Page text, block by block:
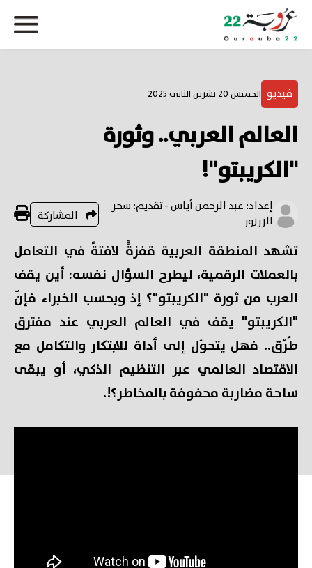
فيديو الخميس 20 تشرين الثاني 2025
العالم العربي.. وثورة
"الكريبتو"!
إعداد: عبد الرحمن أياس - تقديم: سحر
الزرزور
المشاركة
تشهد المنطقة العربية قفزةًً لافتةً في التعامل
بالعملات الرقمية، ليطرح السؤال نفسه: أين يقف
العرب من ثورة "الكريبتو"؟ إذ وبحسب الخبراء فإنّ
"الكريبتو" يقف في العالم العربي عند مفترق
طُرُق.. فهل يتحوّل إلى أداة للابتكار والتكامل مع
الاقتصاد العالمي عبر التنظيم الذكي، أو يبقى
ساحة مضاربة محفوفة بالمخاطر؟!.